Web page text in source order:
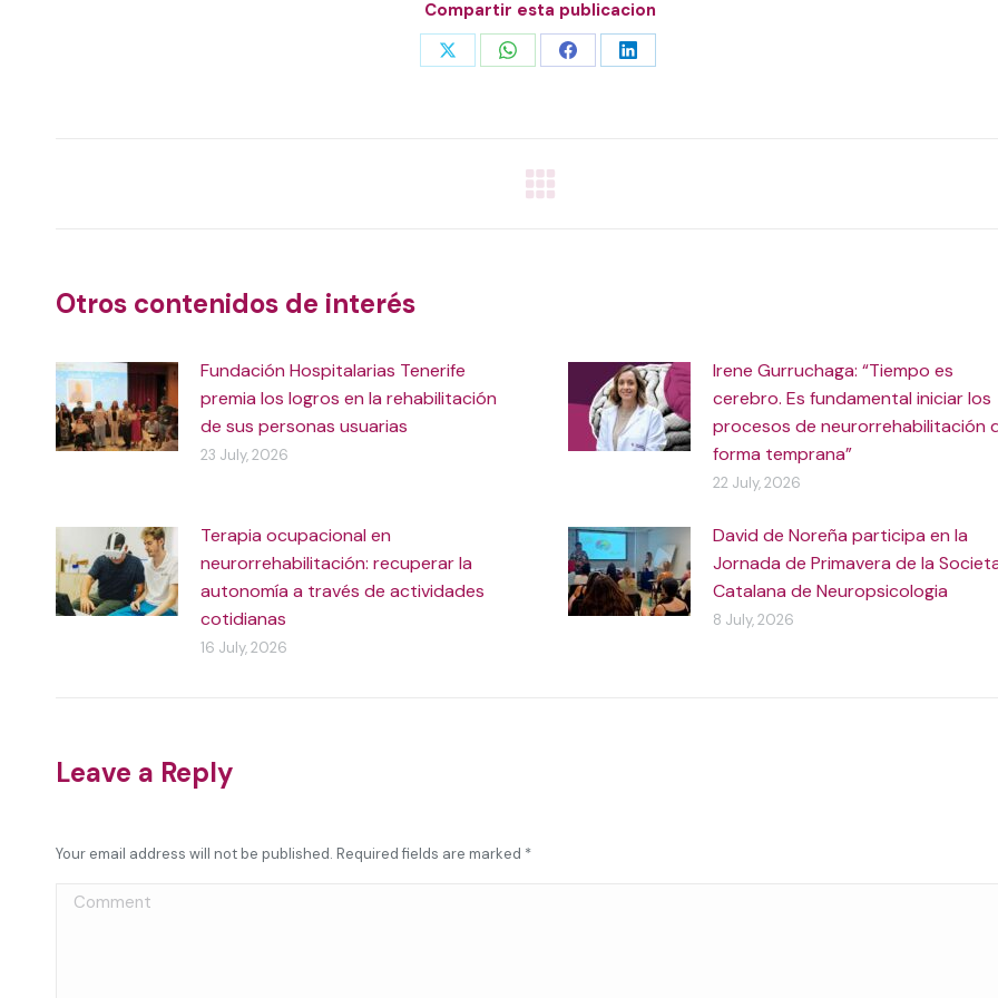
Compartir esta publicacion
Share Share Share Share
Otros contenidos de interés
Fundación Hospitalarias Tenerife
premia los logros en la rehabilitación
de sus personas usuarias
23 July, 2026
Irene Gurruchaga: “Tiempo es
cerebro. Es fundamental iniciar los
procesos de neurorrehabilitación
forma temprana”
22 July, 2026
Terapia ocupacional en
neurorrehabilitación: recuperar la
autonomía a través de actividades
cotidianas
16 July, 2026
David de Noreña participa en la
Jornada de Primavera de la
Catalana de Neuropsicologia
8 July, 2026
Leave a Reply
Your email address will not be published. Required fields are marked *
Comment